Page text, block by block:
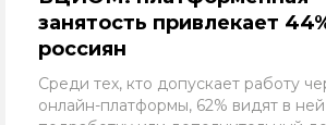
занятость привлекает
россиян
Среди тех, кто допускает работу
онлайн-платформы, 62% видят в